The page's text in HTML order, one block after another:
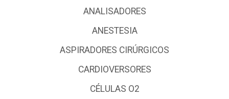
ANALISADORES
ANESTESIA
ASPIRADORES CIRÚRGICOS
CARDIOVERSORES
CÉLULAS O2